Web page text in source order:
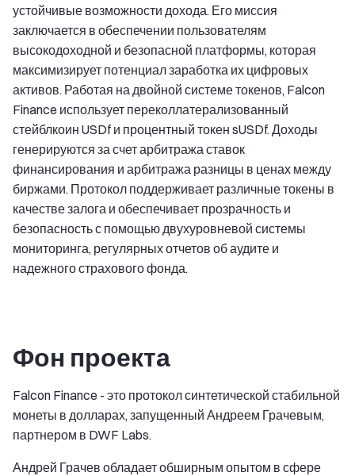
устойчивые возможности дохода. Его миссия
заключается в обеспечении пользователям
высокодоходной и безопасной платформы, которая
максимизирует потенциал заработка их цифровых
активов. Работая на двойной системе токенов, Falcon
Finance использует переколлатерализованный
стейблкоин USDf и процентный токен sUSDf. Доходы
генерируются за счет арбитража ставок
финансирования и арбитража разницы в ценах между
биржами. Протокол поддерживает различные токены в
качестве залога и обеспечивает прозрачность и
безопасность с помощью двухуровневой системы
мониторинга, регулярных отчетов об аудите и
надежного страхового фонда.
Фон проекта
Falcon Finance - это протокол синтетической стабильной
монеты в долларах, запущенный Андреем Грачевым,
партнером в DWF Labs.
Андрей Грачев обладает обширным опытом в сфере